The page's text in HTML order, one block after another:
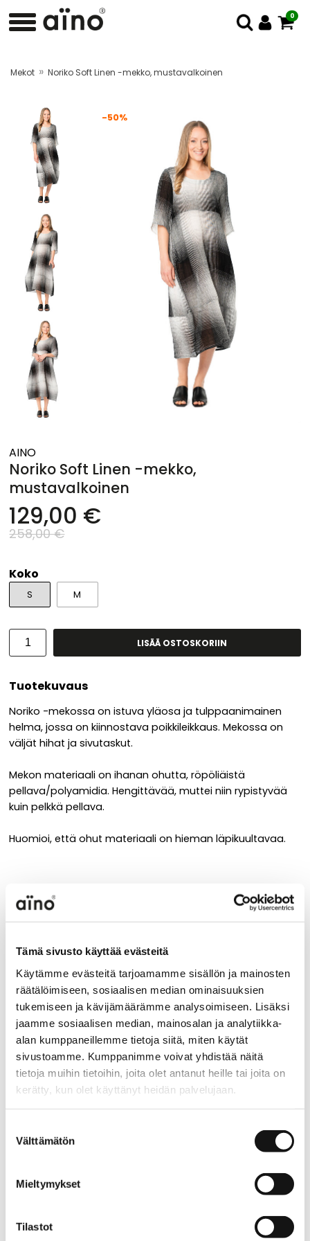
Tämä sivusto käyttää evästeitä
Käytämme evästeitä tarjoamamme sisällön ja mainosten
räätälöimiseen, sosiaalisen median ominaisuuksien
tukemiseen ja kävijämäärämme analysoimiseen. Lisäksi
jaamme sosiaalisen median, mainosalan ja analytiikka-
alan kumppaneillemme tietoja siitä, miten käytät
sivustoamme. Kumppanimme voivat yhdistää näitä
tietoja muihin tietoihin, joita olet antanut heille tai joita on
kerätty, kun olet käyttänyt heidän palvelujaan.
valinta
Välttämätön
Mieltymykset
Tilastot
0
Mekot » Noriko Soft Linen -mekko, mustavalkoinen
-50%
AINO
Noriko Soft Linen -mekko,
mustavalkoinen
129,00 €
258,00 €
Koko
S M
LISÄÄ OSTOSKORIIN
Tuotekuvaus
Noriko -mekossa on istuva yläosa ja tulppaanimainen
helma, jossa on kiinnostava poikkileikkaus. Mekossa on
väljät hihat ja sivutaskut.
Mekon materiaali on ihanan ohutta, röpöliäistä
pellava/polyamidia. Hengittävää, muttei niin rypistyvää
kuin pelkkä pellava.
Huomioi, että ohut materiaali on hieman läpikuultavaa.
Materiaali
90 % pellava 10% polyamidi
Hoito-ohje
Käytä varovaista pesuohjelmaa, lämpötila max. 30
astetta. Pestävä nurin käännettynä. Rumpukuivaus
kielletty. Silitys alhaisessa lämpötilassa, enintään 110
astetta.
Kokopituus olalta
AINO-vaatteet suunnitellaan Suomessa ja ne on